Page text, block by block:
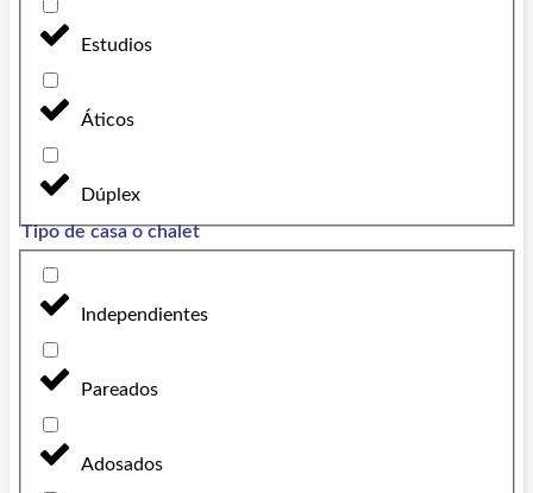
Estudios
Áticos
Dúplex
Tipo de casa o chalet
Independientes
Pareados
Adosados